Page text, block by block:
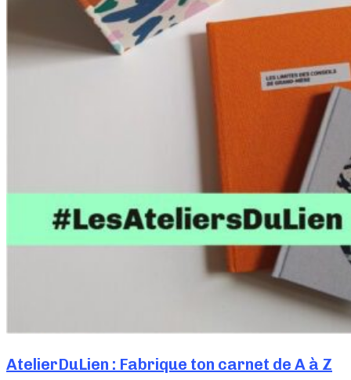
AtelierDuLien : Fabrique ton carnet de A à Z